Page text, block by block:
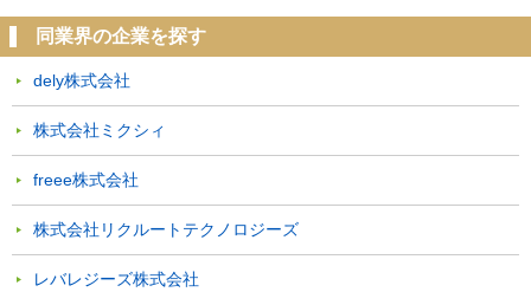
同業界の企業を探す
dely株式会社
株式会社ミクシィ
freee株式会社
株式会社リクルートテクノロジーズ
レバレジーズ株式会社